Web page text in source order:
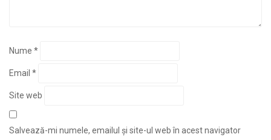
Nume *
Email *
Site web
Salvează-mi numele, emailul și site-ul web în acest navigator